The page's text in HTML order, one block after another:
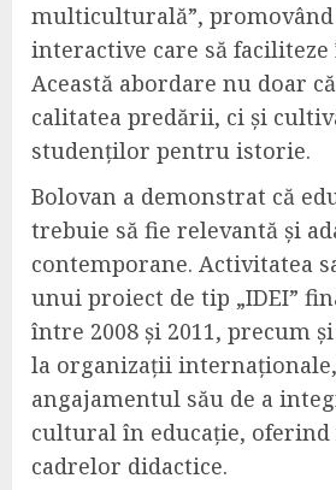
multiculturală”,
interactive care să faciliteze
Această abordare nu doar
calitatea predării, ci și
studenților pentru istorie.
Bolovan a demonstrat că
trebuie să fie relevantă și
contemporane. Activitatea
unui proiect de tip „IDEI”
între 2008 și 2011, precum
la organizații
angajamentul său de a
cultural în educație,
cadrelor didactice.